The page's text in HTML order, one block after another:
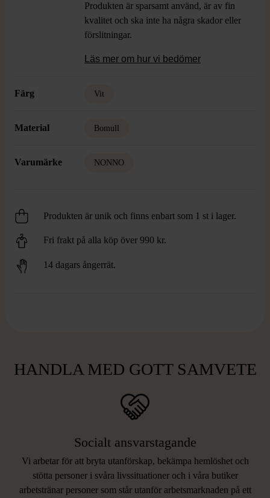
Produkten är sparsamt använd, är av fin
kvalitet och ska inte ha några skador eller
förslitningar.
Läs mer om hur vi bedömer
Färg Vit
Material Bomull
Varumärke NONNO
Produkten är unik och finns enbart som 1 st i lager.
Fri frakt på alla köp över 990 kr.
14 dagars ångerrät.
HANDLA MED GOTT SAMVETE
Socialt ansvarstagande
Vi arbetar för att bryta utanförskap, bekämpa hemlöshet och
stötta personer i svåra livssituationer och i våra butiker
arbetstränar personer som står utanför arbetsmarknaden på ett